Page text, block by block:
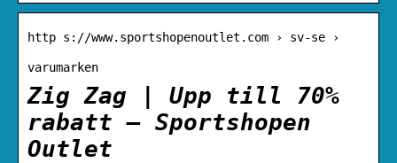
http s://www.sportshopenoutlet.com › sv-se ›
varumarken
Zig Zag | Upp till 70%
rabatt – Sportshopen
Outlet